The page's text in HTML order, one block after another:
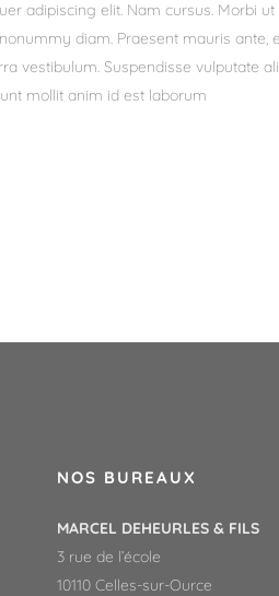
adipiscing elit. Nam cursus. Morbi
diam. Praesent mauris
vestibulum. Suspendisse vulputate
mollit anim id est laborum
NOS BUREAUX
MARCEL DEHEURLES & FILS
3 rue de l’école
10110 Celles-sur-Ource